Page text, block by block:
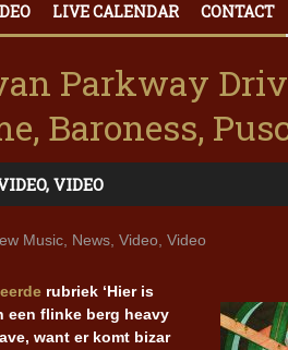
LIVE CALENDAR CONTACT
Parkway
Baroness,
, VIDEO
Music News Video Video
rubriek ‘Hier is
een flinke berg heavy
want er komt bizar